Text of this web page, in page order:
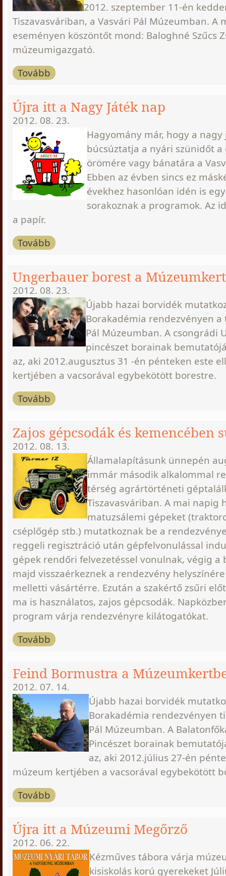
2012. szeptember 11-én
Tiszavasváriban, a Vasvári Pál Múzeumban. A
eseményen köszöntőt mond: Baloghné Szűcs
múzeumigazgató.
Tovább
Újra itt a Nagy Játék nap
2012. 08. 23.
Hagyomány már, hogy a
búcsúztatja a nyári szünidőt
örömére vagy bánatára a
Ebben az évben sincs ez
évekhez hasonlóan idén is
sorakoznak a programok. Az
a papír.
Tovább
Ungerbauer borest a
2012. 08. 23.
Újabb hazai borvidék
Borakadémia rendezvényen a
Pál Múzeumban. A csongrádi
pincészet borainak
az, aki 2012.augusztus 31 -én pénteken este
kertjében a vacsorával egybekötött borestre.
Tovább
Zajos gépcsodák és kemencében
2012. 08. 13.
Államalapításunk ünnepén
immár második alkalommal
térség agrártörténeti
Tiszavasváriban. A mai napig
matuzsálemi gépeket
cséplőgép stb.) mutatkoznak be a
reggeli regisztráció után gépfelvonulással
gépek rendőri felvezetéssel vonulnak, végig a
majd visszaérkeznek a rendezvény
melletti vásártérre. Ezután a szakértő zsűri
ma is használatos, zajos gépcsodák.
program várja rendezvényre kilátogatókat.
Tovább
Feind Bormustra a
2012. 07. 14.
Újabb hazai borvidék
Borakadémia rendezvényen
Pál Múzeumban. A
Pincészet borainak
az, aki 2012.július 27-én
múzeum kertjében a vacsorával egybekötött
Tovább
Újra itt a Múzeumi Megőrző
2012. 06. 22.
Kézműves tábora várja
kisiskolás korú gyerekeket